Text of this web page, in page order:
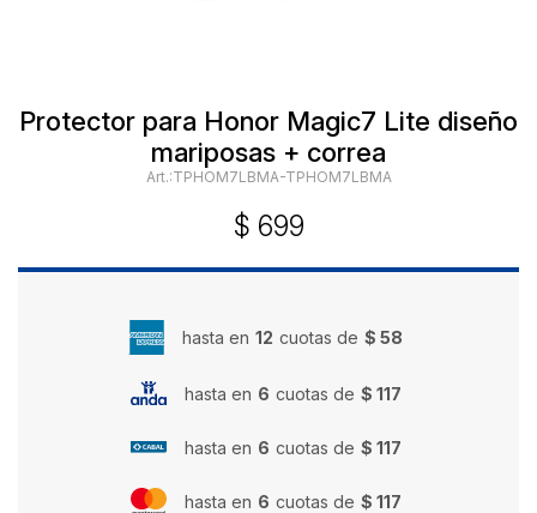
Protector para Honor Magic7 Lite diseño
mariposas + correa
TPHOM7LBMA-TPHOM7LBMA
$ 699
hasta en 12 cuotas de $ 58
hasta en 6 cuotas de $ 117
hasta en 6 cuotas de $ 117
hasta en 6 cuotas de $ 117